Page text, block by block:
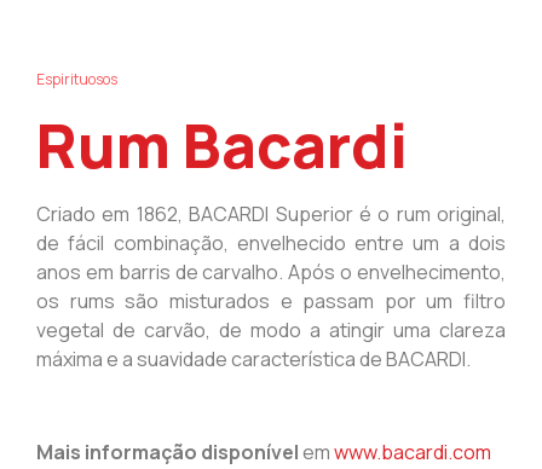
Espirituosos
Rum Bacardi
Criado em 1862, BACARDI Superior é o rum original,
de fácil combinação, envelhecido entre um a dois
anos em barris de carvalho. Após o envelhecimento,
os rums são misturados e passam por um filtro
vegetal de carvão, de modo a atingir uma clareza
máxima e a suavidade característica de BACARDI.
Mais informação disponívelemwww.bacardi.com